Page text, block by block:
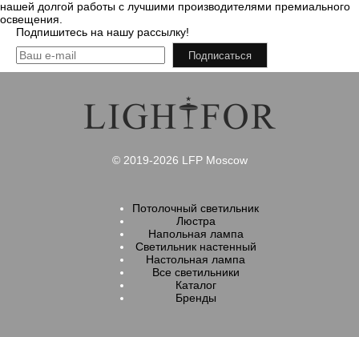
нашей долгой работы с лучшими производителями премиального
освещения.
Подпишитесь на нашу рассылку!
Подписаться
© 2019-2026 LFP Moscow
Потолочный светильник
Люстра
Напольная лампа
Светильник настенный
Настольная лампа
Все светильники
Каталог
Бренды